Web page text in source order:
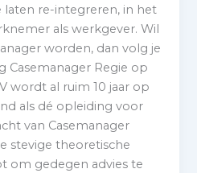
laten re-integreren, in het
als werkgever. Wil
worden, dan volg je
Casemanager Regie op
wordt al ruim 10 jaar op
als dé opleiding voor
van Casemanager
stevige theoretische
om gedegen advies te